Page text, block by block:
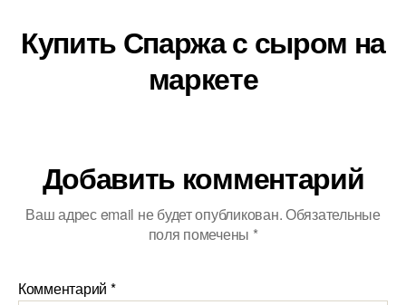
Купить Спаржа с сыром на
маркете
Добавить комментарий
Ваш адрес email не будет опубликован.Обязательные
поля помечены *
Комментарий *